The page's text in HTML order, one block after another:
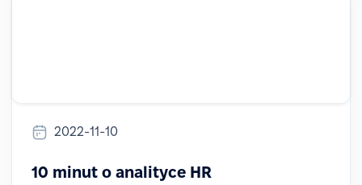
2022-11-10
10 minut o analityce HR